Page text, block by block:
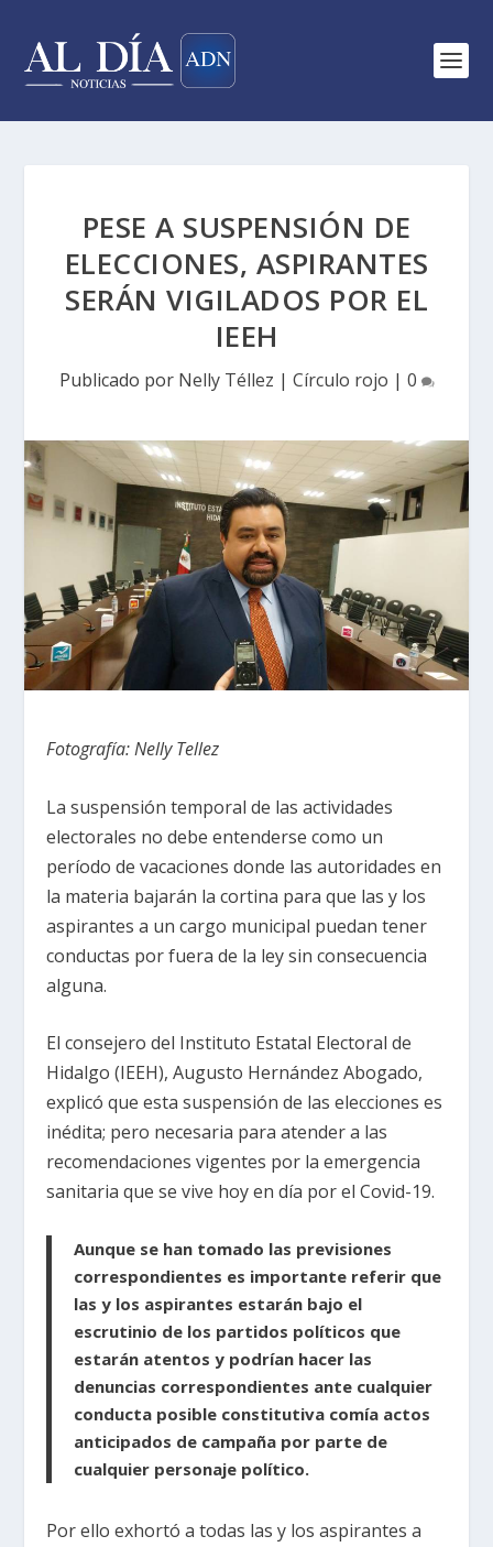
PESE A SUSPENSIÓN DE
ELECCIONES, ASPIRANTES
SERÁN VIGILADOS POR EL
IEEH
Publicado por Nelly Téllez | Círculo rojo | 0
Fotografía: Nelly Tellez
La suspensión temporal de las actividades
electorales no debe entenderse como un
período de vacaciones donde las autoridades en
la materia bajarán la cortina para que las y los
aspirantes a un cargo municipal puedan tener
conductas por fuera de la ley sin consecuencia
alguna.
El consejero del Instituto Estatal Electoral de
Hidalgo (IEEH), Augusto Hernández Abogado,
explicó que esta suspensión de las elecciones es
inédita; pero necesaria para atender a las
recomendaciones vigentes por la emergencia
sanitaria que se vive hoy en día por el Covid-19.
Aunque se han tomado las previsiones
correspondientes es importante referir que
las y los aspirantes estarán bajo el
escrutinio de los partidos políticos que
estarán atentos y podrían hacer las
denuncias correspondientes ante cualquier
conducta posible constitutiva comía actos
anticipados de campaña por parte de
cualquier personaje político.
Por ello exhortó a todas las y los aspirantes a